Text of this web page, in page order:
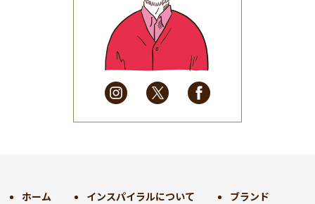
2025年6月(48)
2025年5月
(41)
2025年4月
(32)
2025年3月(31)
2025年2月
(28)
2025年1月
(34)
2024年9月(30)
ホーム インスパイラルについて ブランド